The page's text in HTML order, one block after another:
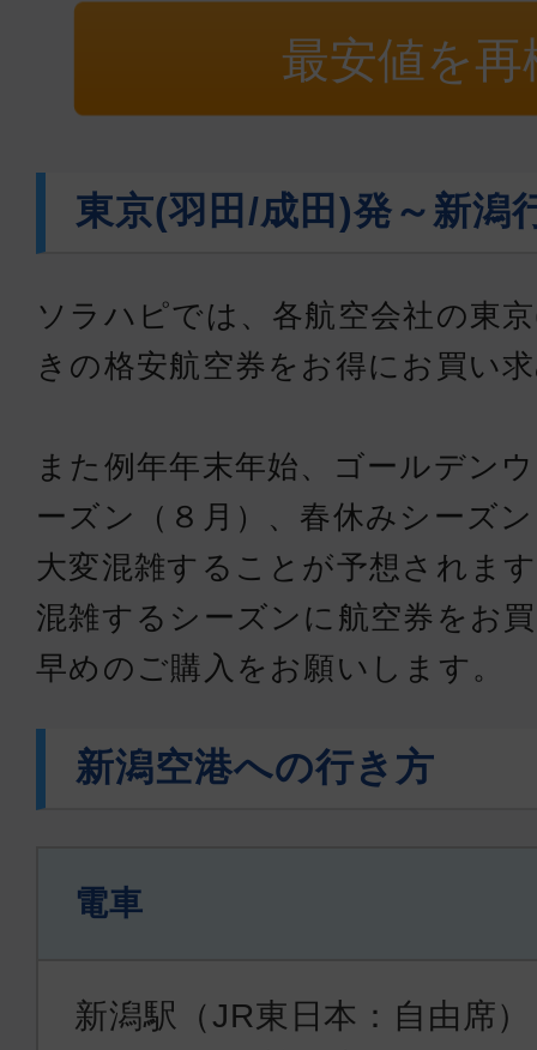
最安値を再
東京(羽田/成田)発～新潟
ソラハピでは、各航空会社の東
きの格安航空券をお得にお買い
また例年年末年始、ゴールデン
ーズン（８月）、春休みシーズ
大変混雑することが予想されま
混雑するシーズンに航空券をお
早めのご購入をお願いします。
新潟空港への行き方
電車
新潟駅（JR東日本：自由席